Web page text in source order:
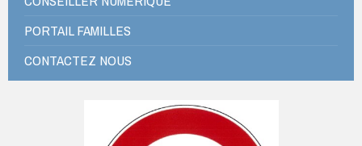
PORTAIL FAMILLES
CONTACTEZ NOUS